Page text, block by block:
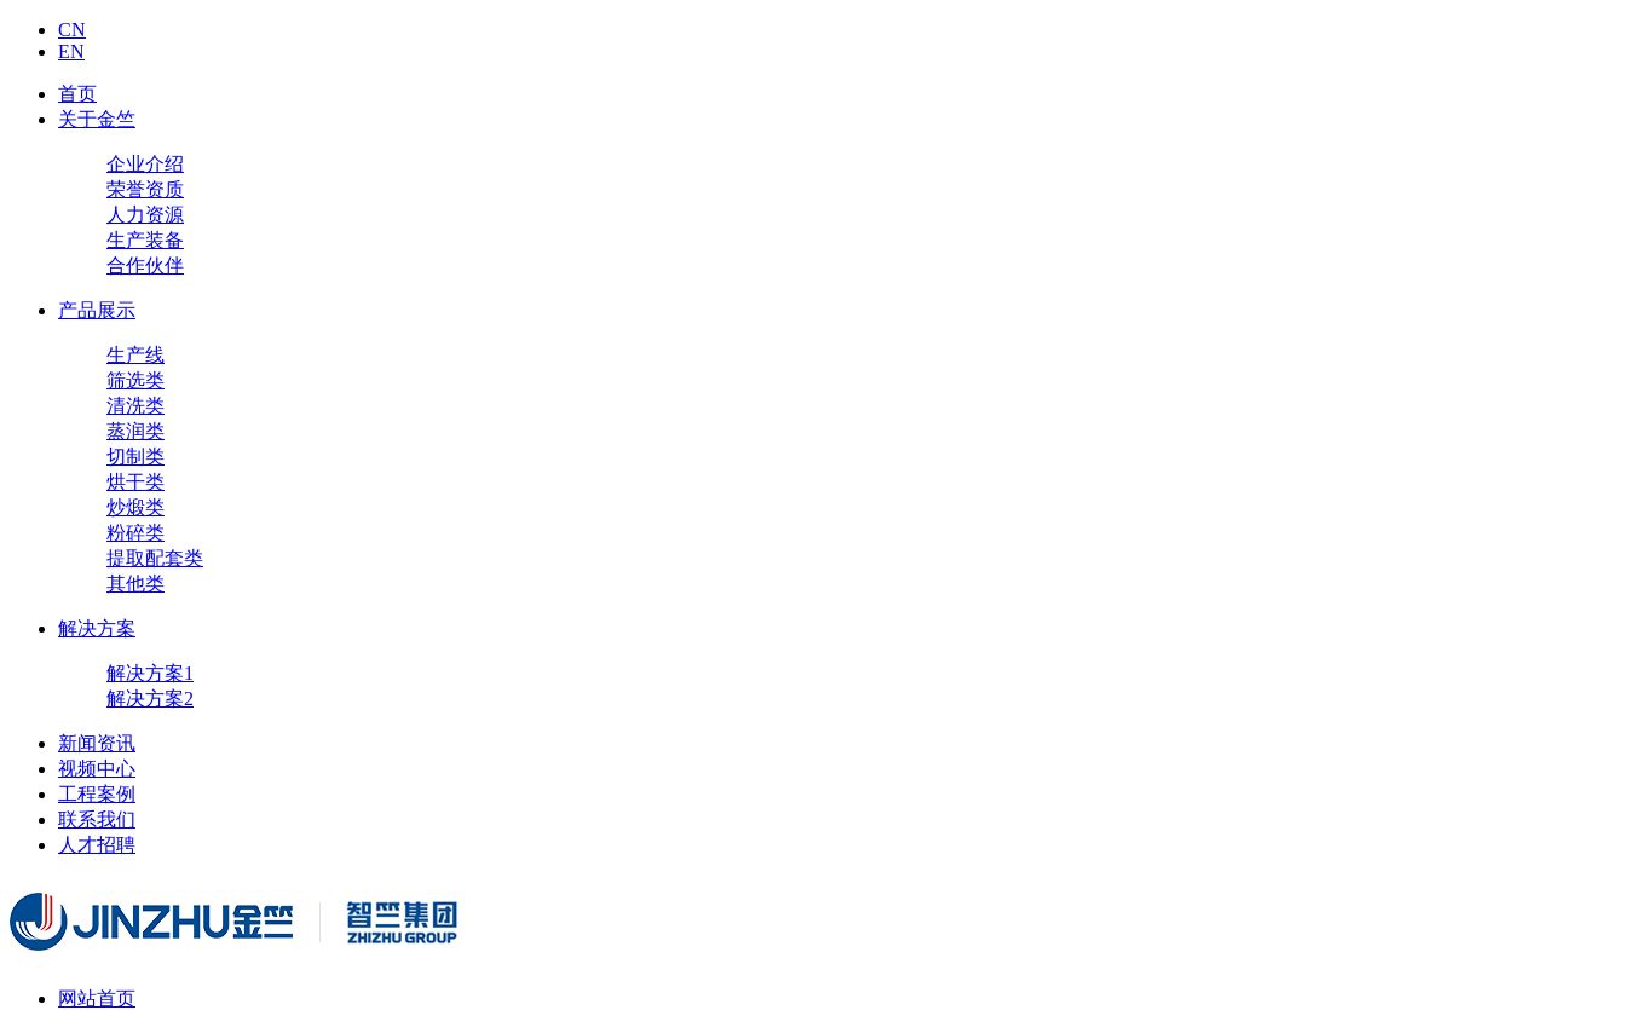
CN
EN
首页
关于金竺
企业介绍
荣誉资质
人力资源
生产装备
合作伙伴
产品展示
生产线
筛选类
清洗类
蒸润类
切制类
烘干类
炒煅类
粉碎类
提取配套类
其他类
解决方案
解决方案1
解决方案2
新闻资讯
视频中心
工程案例
联系我们
人才招聘
网站首页